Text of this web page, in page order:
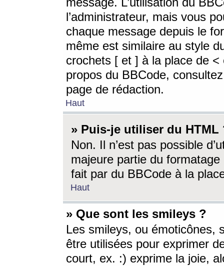
l’administrateur, mais vous
chaque message depuis le
même est similaire au style
crochets [ et ] à la place de <
propos du BBCode,
page de rédaction.
Haut
» Puis-je utiliser du HTML
Non. Il n’est pas possible
majeure partie du
fait par du BBCode à la
Haut
» Que sont les smileys ?
Les smileys, ou émoticônes,
être utilisées pour exprimer
court, ex. :) exprime la joie,